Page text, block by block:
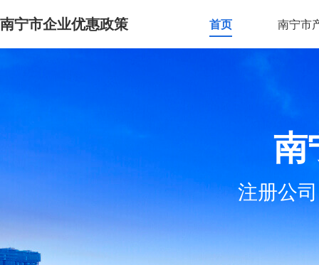
南宁市企业优惠政策 首页 南宁市
南
注册公